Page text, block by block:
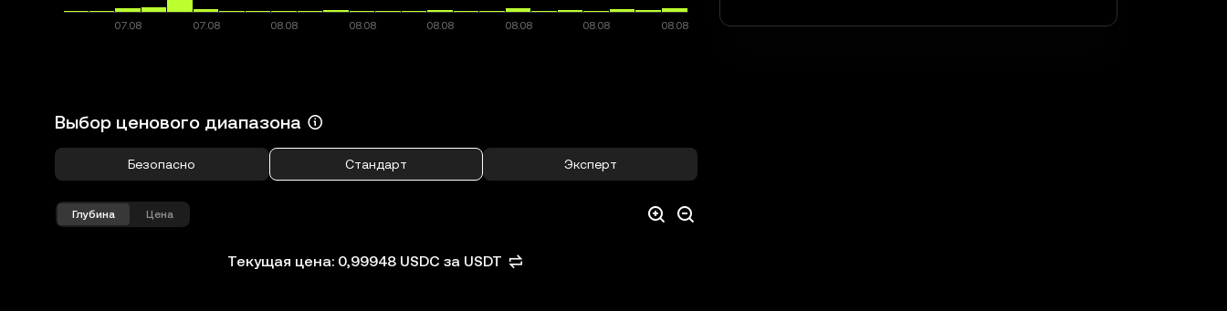
Выбор ценового диапазона
Безопасно Стандарт Эксперт
Глубина Цена
Текущая цена: 0,99948 USDC за USDT